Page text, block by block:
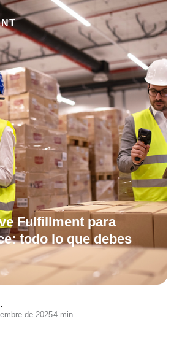
Fulfillment para
todo lo que debes
de 20254 min.